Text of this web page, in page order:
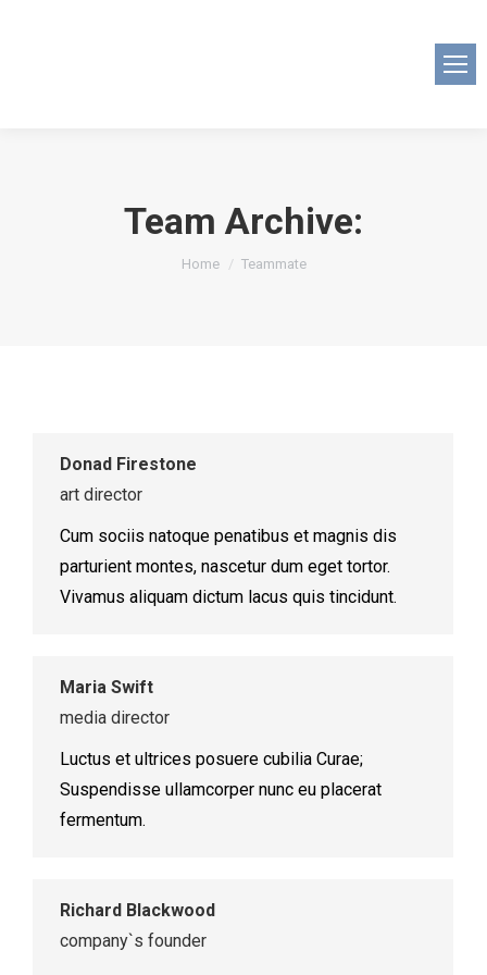
Team Archive:
You are here:
Home Teammate
Donad Firestone
art director
Cum sociis natoque penatibus et magnis dis
parturient montes, nascetur dum eget tortor.
Vivamus aliquam dictum lacus quis tincidunt.
Maria Swift
media director
Luctus et ultrices posuere cubilia Curae;
Suspendisse ullamcorper nunc eu placerat
fermentum.
Richard Blackwood
company`s founder